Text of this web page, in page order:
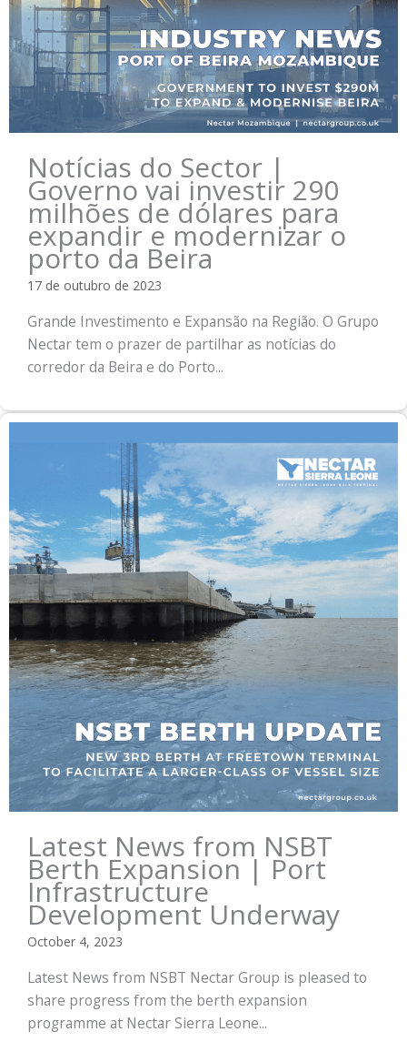
Notícias do Sector |
Governo vai investir 290
milhões de dólares para
expandir e modernizar o
porto da Beira
17 de outubro de 2023
Grande Investimento e Expansão na Região. O Grupo
Nectar tem o prazer de partilhar as notícias do
corredor da Beira e do Porto...
Latest News from NSBT
Berth Expansion | Port
Infrastructure
Development Underway
October 4, 2023
Latest News from NSBT Nectar Group is pleased to
share progress from the berth expansion
programme at Nectar Sierra Leone...